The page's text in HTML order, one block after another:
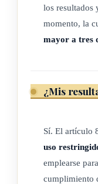
El Ministerio de
manera conjunta,
mantenimiento de
seguridad de la
la calibración y
competente a nivel
los resultados
momento, la
mayor a tres
¿Mis
Sí. El artículo
uso
emplearse
cumplimiento